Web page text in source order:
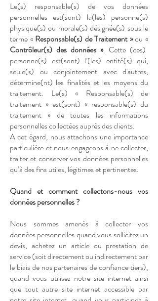
Le(s) responsable(s) de vos données
personnelles est(sont) la(les) personne(s)
physique(s) ou morale(s) désignée(s) sous le
terme «Responsable(s) de Traitement »ou «
Contrôleur(s) des données ». Cette (ces)
personne(s) est(sont) l’(les) entité(s) qui,
seule(s) ou conjointement avec d'autres,
détermine(nt) les finalités et les moyens du
traitement. Le(s) « Responsable(s) de
traitement » est(sont) « responsable(s) du
traitement » de toutes les informations
personnelles collectées auprès des clients.
A cet égard, nous attachons une importance
particulière et nous engageons à ne collecter,
traiter et conserver vos données personnelles
qu’à des fins utiles, légitimes et pertinentes.
Quand et comment collectons-nous vos
données personnelles ?
Nous sommes amenés à collecter vos
données personnelles quand vous sollicitez un
devis, achetez un article ou prestation de
service (soit directement ou indirectement par
le biais de nos partenaires de confiance tiers),
quand vous utilisez notre site internet ainsi
que tout autre site internet accessible par